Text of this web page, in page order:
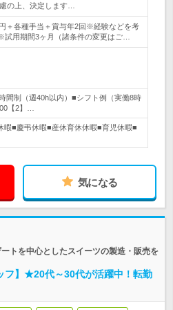
の上、決定します…
＋各種手当＋賞与年2回※経験などを考
用期間3ヶ月（諸条件の変更はご…
間制（週40h以内）■シフト例（実働8時
【2】…
暇■慶弔休暇■産休育休休暇■育児休暇■
気になる
トを中心としたスイーツの製造・販売を
フ】★20代～30代が活躍中！転勤